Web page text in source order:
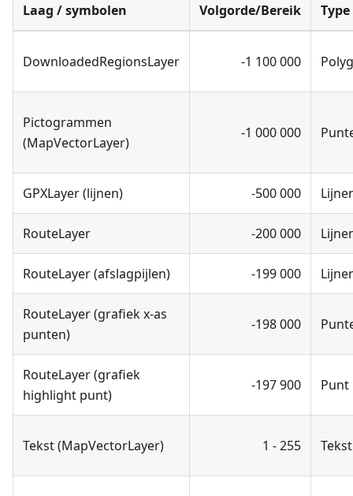
Laag / symbolen Volgorde/Bereik Type
DownloadedRegionsLayer -1 100 000
Pictogrammen
(MapVectorLayer)
-1 000 000
GPXLayer (lijnen) -500 000
RouteLayer -200 000
RouteLayer (afslagpijlen) -199 000
RouteLayer (grafiek x-as
punten)
-198 000
RouteLayer (grafiek
highlight punt)
-197 900 Punt
Tekst (MapVectorLayer) 1 - 255 Tekst